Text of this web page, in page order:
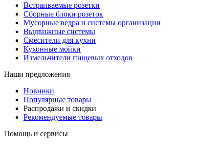
Встраиваемые розетки
Сборные блоки розеток
Мусорные ведра и системы организации
Выдвижные системы
Смесители для кухни
Кухонные мойки
Измельчители пищевых отходов
Наши предложения
Новинки
Популярные товары
Распродажи и скидки
Рекомендуемые товары
Помощь и сервисы